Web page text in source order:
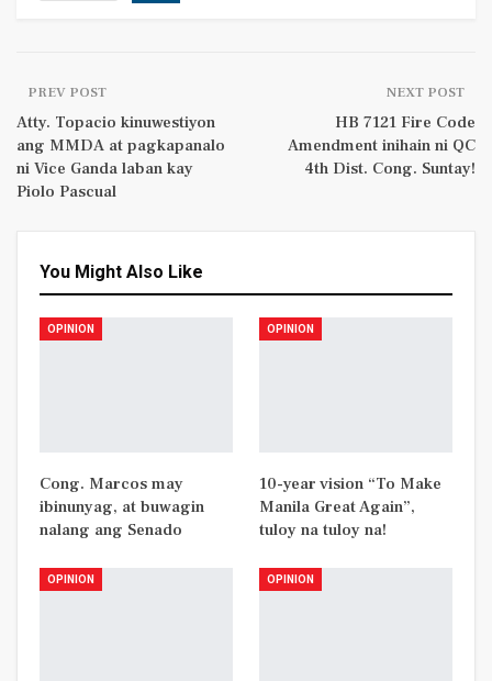
PREV POST
Atty. Topacio kinuwestiyon
ang MMDA at pagkapanalo
ni Vice Ganda laban kay
Piolo Pascual
NEXT POST
HB 7121 Fire Code
Amendment inihain ni QC
4th Dist. Cong. Suntay!
You Might Also Like
OPINION
Cong. Marcos may
ibinunyag, at buwagin
nalang ang Senado
OPINION
10-year vision “To Make
Manila Great Again”,
tuloy na tuloy na!
OPINION OPINION